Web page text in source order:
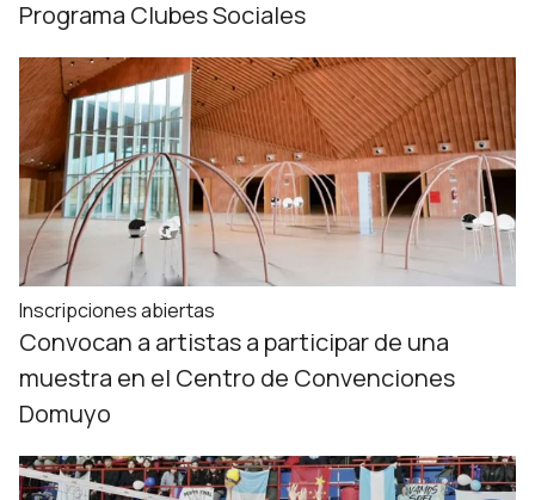
Programa Clubes Sociales
Inscripciones abiertas
Convocan a artistas a participar de una
muestra en el Centro de Convenciones
Domuyo